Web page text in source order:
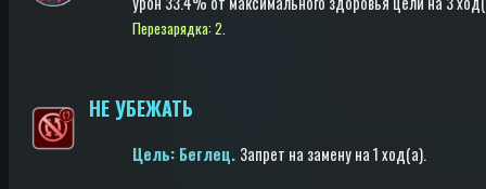
Перезарядка: 2.
НЕ УБЕЖАТЬ
Цель: Беглец. Запрет на заменуна 1 ход(a).